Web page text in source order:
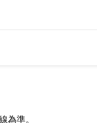
為準。